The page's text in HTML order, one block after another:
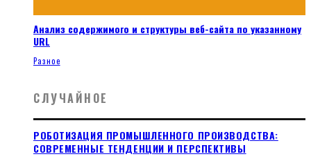
Анализ содержимого и структуры веб-сайта по указанному
URL
Разное
СЛУЧАЙНОЕ
РОБОТИЗАЦИЯ ПРОМЫШЛЕННОГО ПРОИЗВОДСТВА:
СОВРЕМЕННЫЕ ТЕНДЕНЦИИ И ПЕРСПЕКТИВЫ